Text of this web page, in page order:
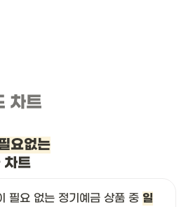
차트
요없는
차트
필요 없는 정기예금 상품 중 일